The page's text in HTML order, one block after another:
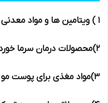
1 ) ویتامین ها و مواد معدنی
2)محصولات درمان سرما خوردگی
3)مواد مغذی برای پوست مو و ناخن و زیبایی